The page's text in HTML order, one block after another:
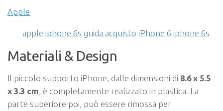
Apple
apple iphone 6s guida acquisto iPhone 6 iphone 6s
Materiali & Design
Il piccolo supporto iPhone, dalle dimensioni di 8.6 x 5.5
x 3.3 cm , è completamente realizzato in plastica. La
parte superiore poi, può essere rimossa per